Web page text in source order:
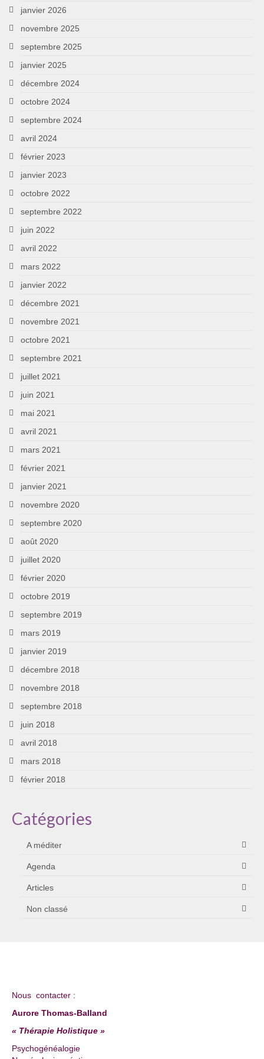
janvier 2026
novembre 2025
septembre 2025
janvier 2025
décembre 2024
octobre 2024
septembre 2024
avril 2024
février 2023
janvier 2023
octobre 2022
septembre 2022
juin 2022
avril 2022
mars 2022
janvier 2022
décembre 2021
novembre 2021
octobre 2021
septembre 2021
juillet 2021
juin 2021
mai 2021
avril 2021
mars 2021
février 2021
janvier 2021
novembre 2020
septembre 2020
août 2020
juillet 2020
février 2020
octobre 2019
septembre 2019
mars 2019
janvier 2019
décembre 2018
novembre 2018
septembre 2018
juin 2018
avril 2018
mars 2018
février 2018
Catégories
A méditer
Agenda
Articles
Non classé
Nous contacter :
Aurore Thomas-Balland
« Thérapie Holistique »
Psychogénéalogie